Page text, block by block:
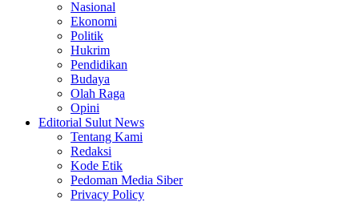
Nasional
Ekonomi
Politik
Hukrim
Pendidikan
Budaya
Olah Raga
Opini
Editorial Sulut News
Tentang Kami
Redaksi
Kode Etik
Pedoman Media Siber
Privacy Policy